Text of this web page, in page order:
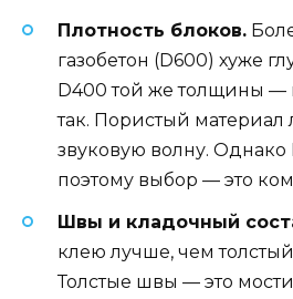
Плотность блоков.
газобетон (D600) хуже
D400 той же толщины —
так. Пористый материал
звуковую волну. Однако
поэтому выбор — это
Швы и кладочный
клею лучше, чем
Толстые швы — это